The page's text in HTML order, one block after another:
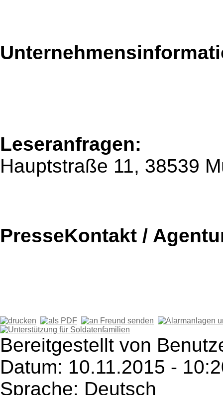
Leseranfragen:
Hauptstraße 11, 38539
PresseKontakt /
Bereitgestellt von
Datum: 10.11.2015 -
Sprache: Deutsch